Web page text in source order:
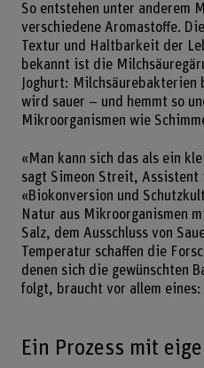
So entstehen unter anderem
verschiedene Aromastoffe.
Textur und Haltbarkeit der
bekannt ist die
Joghurt:
wird sauer – und hemmt so
Mikroorganismen wie
«Man kann sich das als ein
sagt Simeon Streit, Assistent
«Biokonversion und
Natur aus Mikroorganismen
Salz, dem Ausschluss von
Temperatur schaffen die
denen sich die gewünschten
folgt, braucht vor allem eines:
Ein Prozess mit